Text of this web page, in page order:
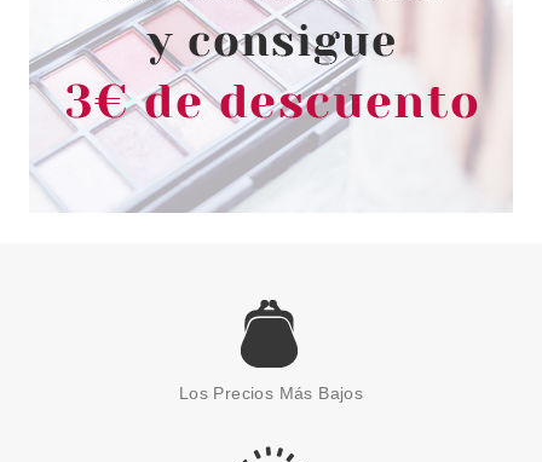
EVE LOM
EVE LOM FOAMING CREAM
43.50€
Los Precios Más Bajos